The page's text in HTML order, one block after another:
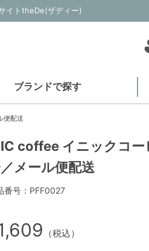
イトtheDe(ザディー)
ブランドで探す
便配送
coffee イニックコ
メール便配送
番号：PFF0027
（税込）